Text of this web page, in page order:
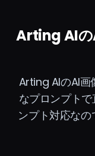
Arting AIの
Arting AIのAI画
なプロンプト
ンプト対応な